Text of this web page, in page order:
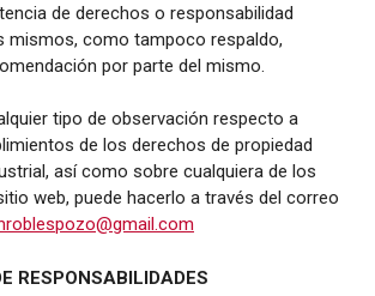
de derechos o responsabilidad
mismos, como tampoco respaldo,
por parte del mismo.
tipo de observación respecto a
de los derechos de propiedad
así como sobre cualquiera de los
web, puede hacerlo a través del correo
RESPONSABILIDADES